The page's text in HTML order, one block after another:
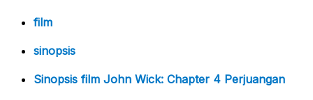
film
sinopsis
Sinopsis film John Wick: Chapter 4 Perjuangan